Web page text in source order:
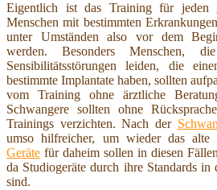
Eigentlich ist das Training für jeden
Menschen mit bestimmten
unter Umständen also vor dem
werden. Besonders Menschen,
Sensibilitätsstörungen leiden, die
bestimmte Implantate haben, sollten
vom Training ohne ärztliche
Schwangere sollten ohne
Trainings verzichten. Nach der
umso hilfreicher, um wieder das alte
Geräte für daheim sollen in diesen
da Studiogeräte durch ihre Standards in
sind.